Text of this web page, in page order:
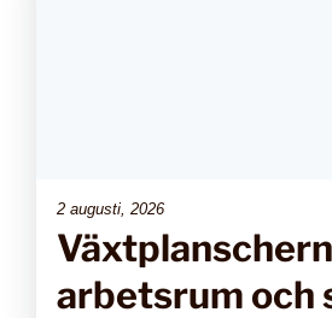
2 augusti, 2026
arbetsrum och